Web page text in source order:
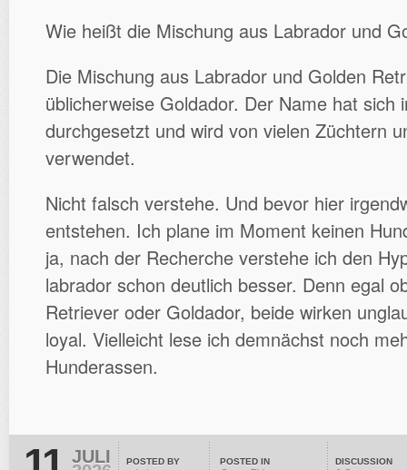
Wie heißt die Mischung aus Labrador und
Die Mischung aus Labrador und Golden
üblicherweise Goldador. Der Name hat sich
durchgesetzt und wird von vielen Züchtern
verwendet.
Nicht falsch verstehe. Und bevor hier
entstehen. Ich plane im Moment keinen
ja, nach der Recherche verstehe ich den
labrador schon deutlich besser. Denn egal
Retriever oder Goldador, beide wirken
loyal. Vielleicht lese ich demnächst noch
Hunderassen.
JULI POSTED BY POSTED IN DISCUSSION